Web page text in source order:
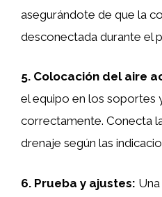
asegurándote de que la
desconectada durante el
5. Colocación del aire
el equipo en los soportes
correctamente. Conecta
drenaje según las
6. Prueba y ajustes: